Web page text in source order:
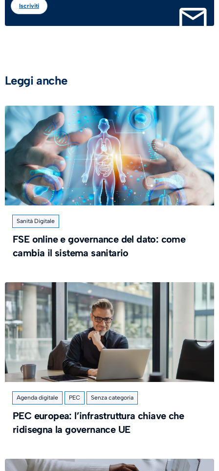
Iscriviti
Leggi anche
Sanità Digitale
FSE online e governance del dato: come
cambia il sistema sanitario
Agenda digitale PEC Senza categoria
PEC europea: l’infrastruttura chiave che
ridisegna la governance UE